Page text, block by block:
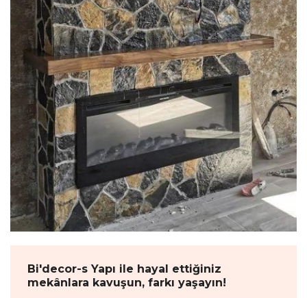
Bi'decor-s Yapı ile hayal ettiğiniz
mekânlara kavuşun, farkı yaşayın!